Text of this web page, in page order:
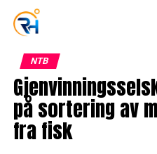
NTB
på sortering av
fra fisk